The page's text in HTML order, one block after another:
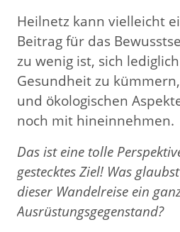
Heilnetz kann vielleicht
Beitrag für das
zu wenig ist, sich
Gesundheit zu
und ökologischen
noch mit hineinnehmen.
Das ist eine tolle
gestecktes Ziel! Was
dieser Wandelreise ein
Ausrüstungsgegenstand?